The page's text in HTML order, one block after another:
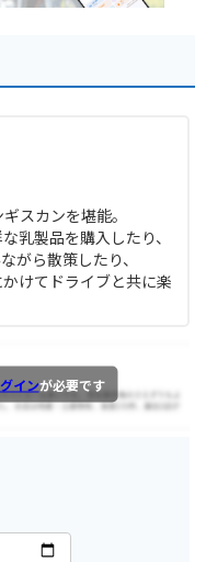
スカンを堪能。
乳製品を購入したり、
がら散策したり、
けてドライブと共に楽
インが必要です